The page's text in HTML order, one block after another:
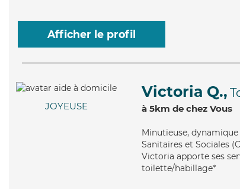
Afficher le profil
JOYEUSE
Victoria Q.,
à 5km de chez Vous
Minutieuse, dynamique
Sanitaires et Sociales
Victoria apporte ses
toilette/habillage*